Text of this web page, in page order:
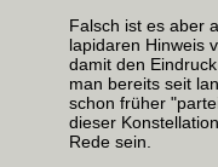
Falsch ist es aber
lapidaren Hinweis
damit den
man bereits seit
schon früher
dieser
Rede sein.